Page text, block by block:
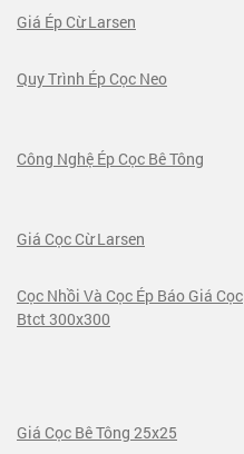
Giá Ép Cừ Larsen
Quy Trình Ép Cọc Neo
Công Nghệ Ép Cọc Bê Tông
Giá Cọc Cừ Larsen
Cọc Nhồi Và Cọc Ép Báo Giá Cọc
Btct 300x300
Giá Cọc Bê Tông 25x25